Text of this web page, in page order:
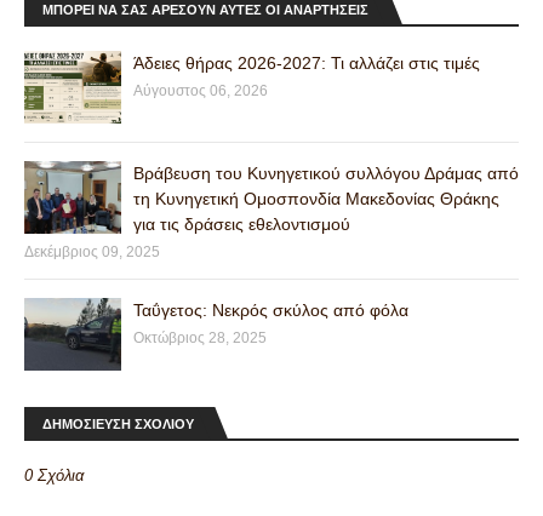
ΜΠΟΡΕΊ ΝΑ ΣΑΣ ΑΡΈΣΟΥΝ ΑΥΤΈΣ ΟΙ ΑΝΑΡΤΉΣΕΙΣ
Άδειες θήρας 2026-2027: Τι αλλάζει στις τιμές
Αύγουστος 06, 2026
Βράβευση του Κυνηγετικού συλλόγου Δράμας από
τη Κυνηγετική Ομοσπονδία Μακεδονίας Θράκης
για τις δράσεις εθελοντισμού
Δεκέμβριος 09, 2025
Ταΰγετος: Νεκρός σκύλος από φόλα
Οκτώβριος 28, 2025
ΔΗΜΟΣΙΕΥΣΗ ΣΧΟΛΙΟΥ
0 Σχόλια